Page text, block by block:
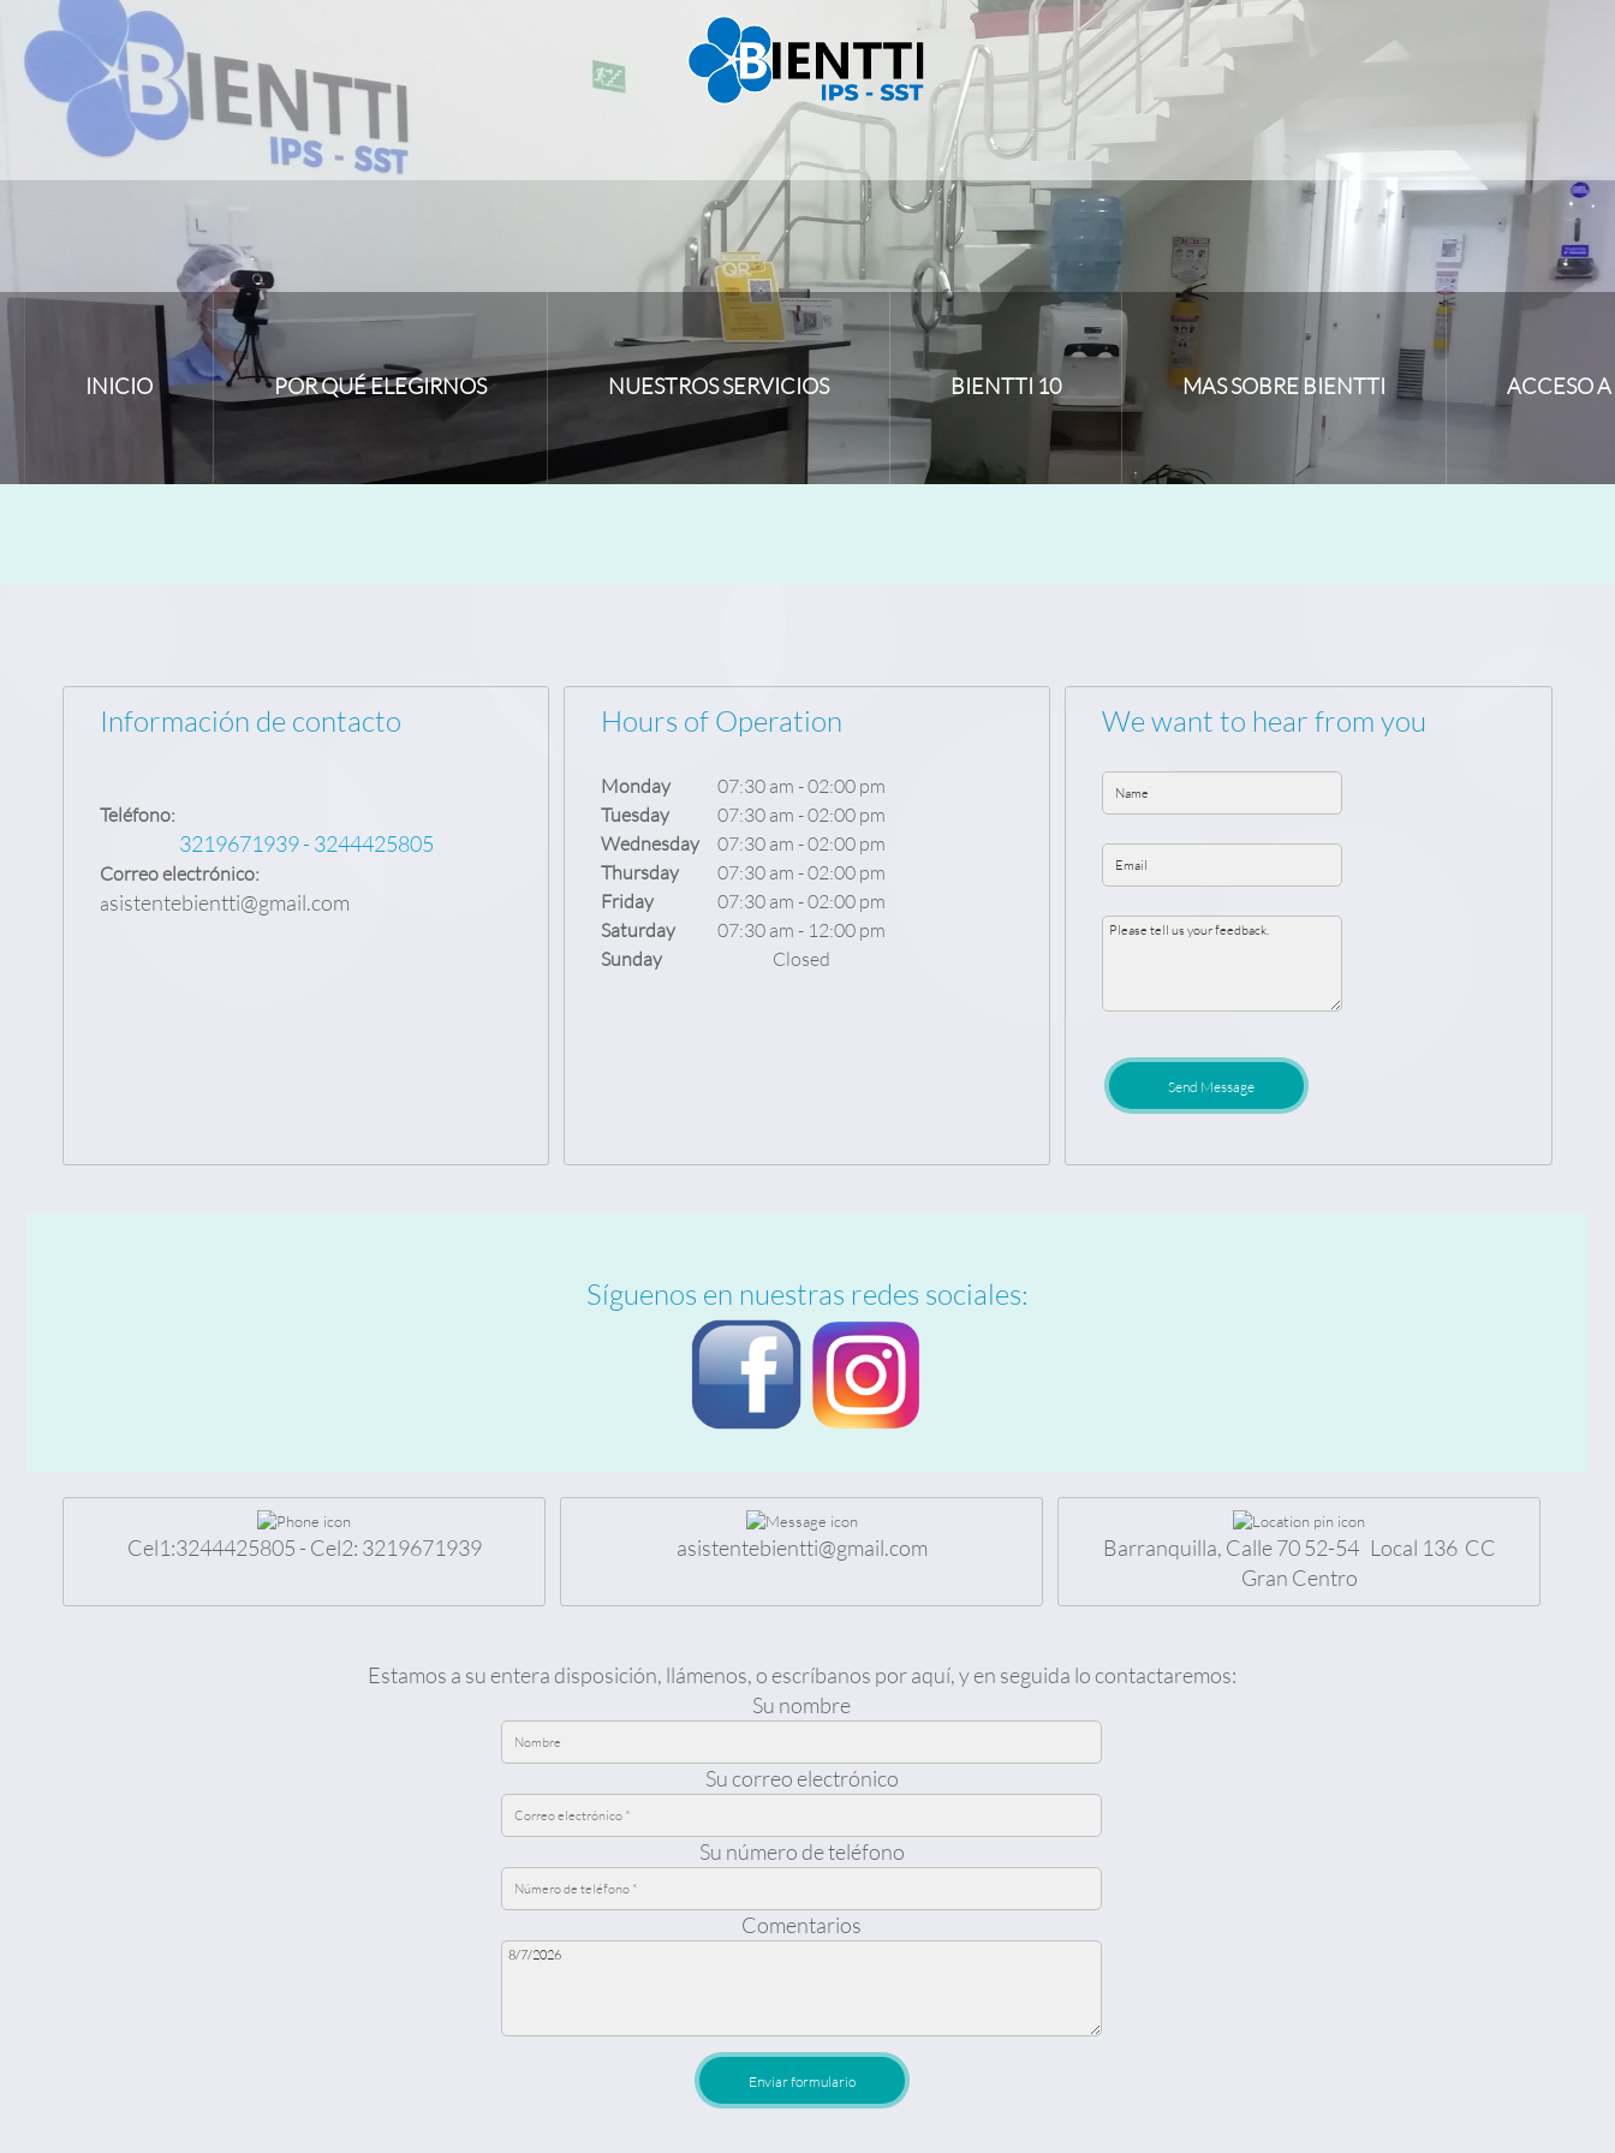
INICIO POR QUÉ ELEGIRNOS NUESTROS SERVICIOS BIENTTI 10 MAS SOBRE BIENTTI ACCESO
Información de contacto
Teléfono:
3219671939 - 3244425805
Correo electrónico:
asistentebientti@gmail.com
Hours of Operation
Monday 07:30 am -02:00 pm
Tuesday
07:30 am -02:00 pm
Wednesday
07:30 am -02:00 pm
Thursday
07:30 am -02:00 pm
Friday
07:30 am -02:00 pm
Saturday
07:30 am - 12:00 pm
Sunday
Closed
We want to hear from you
Send Message
Síguenos en nuestras redes sociales:
Cel1:3244425805 - Cel2: 3219671939 asistentebientti@gmail.com
Barranquilla, Calle 70 52-54 Local 136 CC
Gran Centro
Estamos a su entera disposición, llámenos, o escríbanos por aquí, y en seguida lo contactaremos:
Su nombre
Su correo electrónico
Su número de teléfono
Comentarios
Enviar formulario